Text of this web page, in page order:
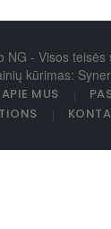
NG - Visos teisės
kūrimas:
APIE MUS